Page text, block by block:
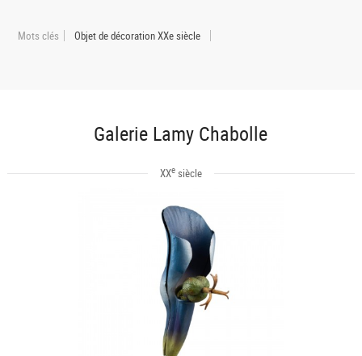
Mots clés Objet de décoration XXe siècle
Galerie Lamy Chabolle
XXesiècle